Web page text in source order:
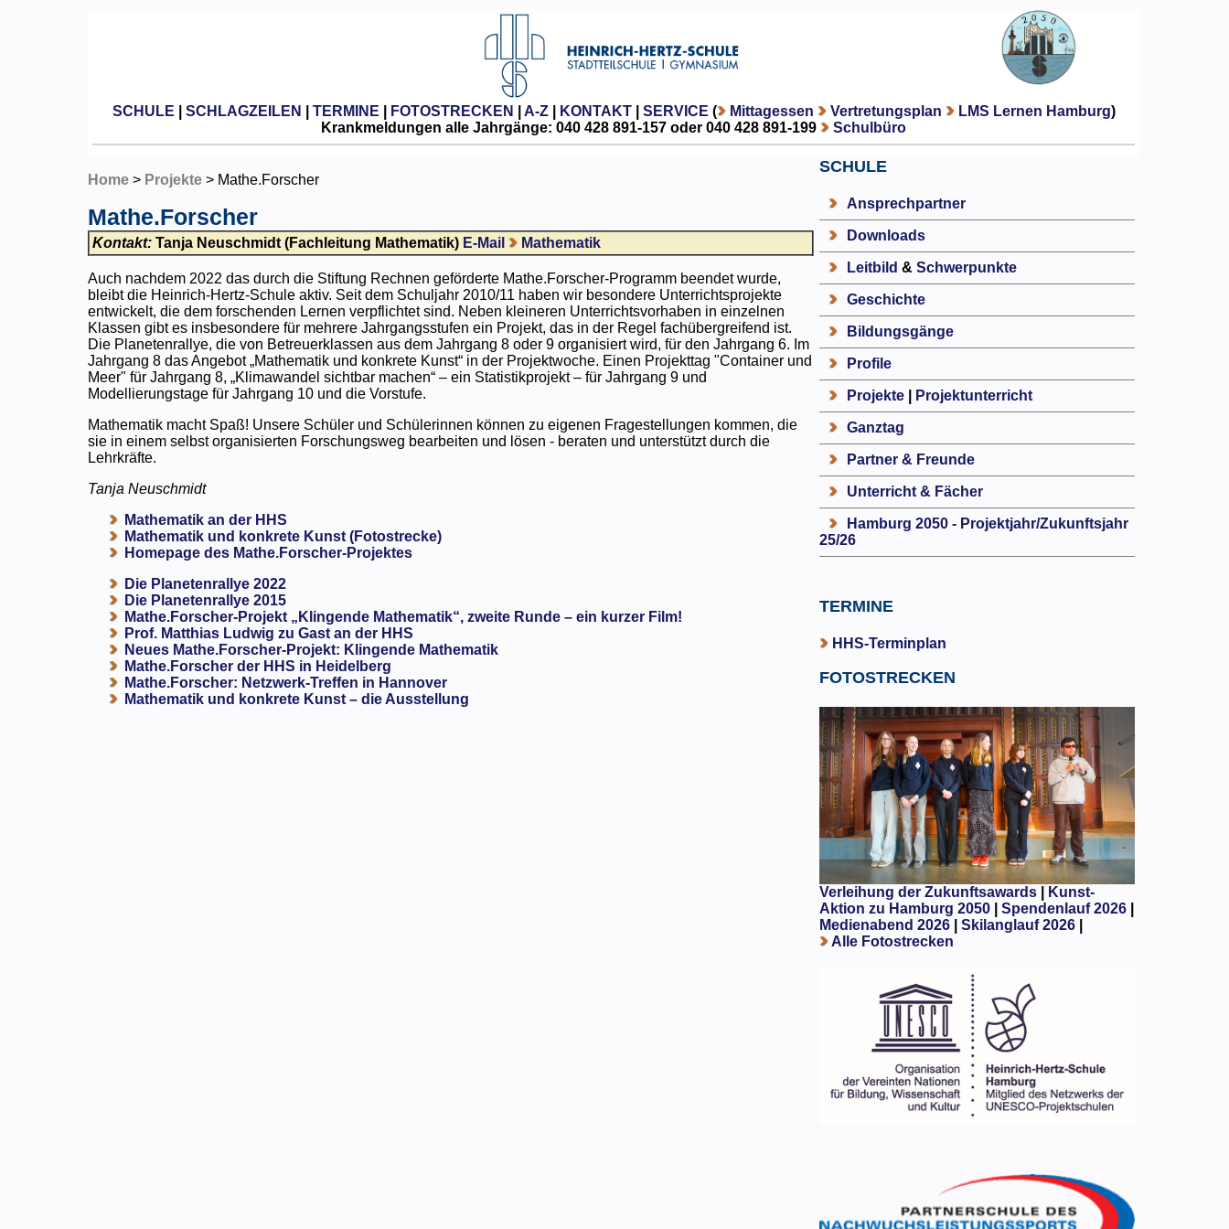
SCHULE SCHLAGZEILEN TERMINE FOTOSTRECKEN A-Z| KONTAKT| SERVICE ( Mittagessen Vertretungsplan LMS Lernen Hamburg)
Krankmeldungen alle Jahrgänge: 040 428 891-157 oder 040 428 891-199
Schulbüro
Home > Projekte > Mathe.Forscher
Mathe.Forscher
Kontakt: Tanja Neuschmidt (Fachleitung Mathematik) E-Mail Mathematik
Auch nachdem 2022 das durch die Stiftung Rechnen geförderte Mathe.Forscher-Programm beendet wurde,
bleibt die Heinrich-Hertz-Schule aktiv. Seit dem Schuljahr 2010/11 haben wir besondere Unterrichtsprojekte
entwickelt, die dem forschenden Lernen verpflichtet sind. Neben kleineren Unterrichtsvorhaben in einzelnen
Klassen gibt es insbesondere für mehrere Jahrgangsstufen ein Projekt, das in der Regel fachübergreifend ist.
Die Planetenrallye, die von Betreuerklassen aus dem Jahrgang 8 oder 9 organisiert wird, für den Jahrgang 6. Im
Jahrgang 8 das Angebot „Mathematik und konkrete Kunst“ in der Projektwoche. Einen Projekttag "Container und
Meer" für Jahrgang 8, „Klimawandel sichtbar machen“ – ein Statistikprojekt – für Jahrgang 9 und
Modellierungstage für Jahrgang 10 und die Vorstufe.
Mathematik macht Spaß! Unsere Schüler und Schülerinnen können zu eigenen Fragestellungen kommen, die
sie in einem selbst organisierten Forschungsweg bearbeiten und lösen - beraten und unterstützt durch die
Lehrkräfte.
Tanja Neuschmidt
Mathematik an der HHS
Mathematik und konkrete Kunst (Fotostrecke)
Homepage des Mathe.Forscher-Projektes
Die Planetenrallye 2022
Die Planetenrallye 2015
Mathe.Forscher-Projekt „Klingende Mathematik“, zweite Runde – ein kurzer Film!
Prof. Matthias Ludwig zu Gast an der HHS
Neues Mathe.Forscher-Projekt: Klingende Mathematik
Mathe.Forscher der HHS in Heidelberg
Mathe.Forscher: Netzwerk-Treffen in Hannover
Mathematik und konkrete Kunst – die Ausstellung
SCHULE
Ansprechpartner
Downloads
Leitbild & Schwerpunkte
Geschichte
Bildungsgänge
Profile
Projekte| Projektunterricht
Ganztag
Partner & Freunde
Unterricht & Fächer
Hamburg 2050 - Projektjahr/Zukunftsjahr
25/26
TERMINE
HHS-Terminplan
FOTOSTRECKEN
Verleihung der Zukunftsawards|
Kunst-
Aktion zu Hamburg 2050
Spendenlauf 2026|
Medienabend 2026| Skilanglauf 2026|
Alle Fotostrecken